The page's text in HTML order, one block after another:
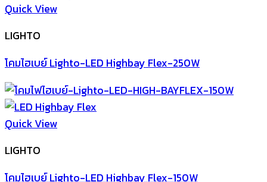
Quick View
LIGHTO
โคมไฮเบย์ Lighto-LED Highbay Flex-250W
Quick View
LIGHTO
โคมไฮเบย์ Lighto-LED Highbay Flex-150W